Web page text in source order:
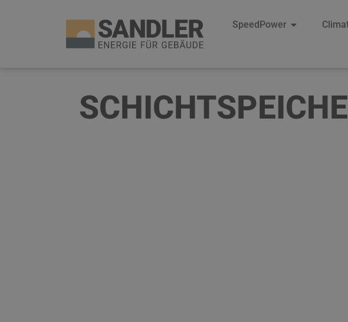
SpeedPower